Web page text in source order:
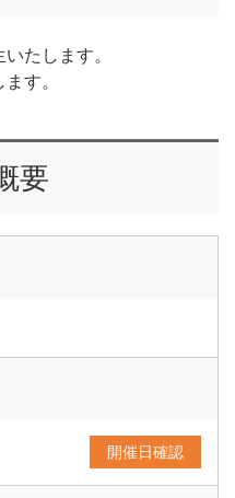
たします。
す。
要
開催日確認